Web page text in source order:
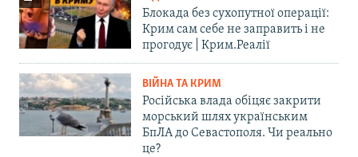
Блокада без сухопутної операції:
Крим сам себе не заправить і не
прогодує | Крим.Реалії
ВІЙНА ТА КРИМ
Російська влада обіцяє закрити
морський шлях українським
БпЛА до Севастополя. Чи реально
це?